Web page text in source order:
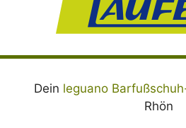
Dein leguano
Rhön